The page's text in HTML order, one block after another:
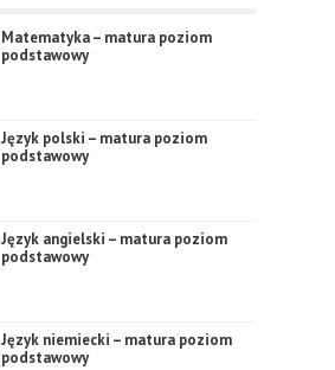
Matematyka – matura poziom
podstawowy
Język polski – matura poziom
podstawowy
Język angielski – matura poziom
podstawowy
Język niemiecki – matura poziom
podstawowy